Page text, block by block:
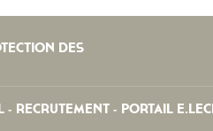
DES
- RECRUTEMENT - PORTAIL